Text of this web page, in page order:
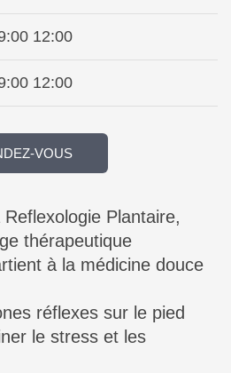
12:00
12:00
VOUS
Plantaire,
thérapeutique
à la médicine douce
réflexes sur le pied
le stress et les